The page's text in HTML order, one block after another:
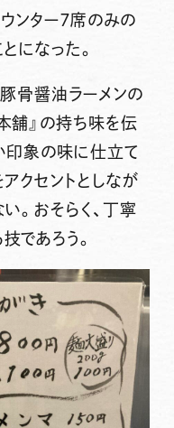
ンター７席のみの
になった。
豚骨醤油ラーメンの
舗』の持ち味を伝
印象の味に仕立て
クセントとしなが
。おそらく、丁寧
であろう。